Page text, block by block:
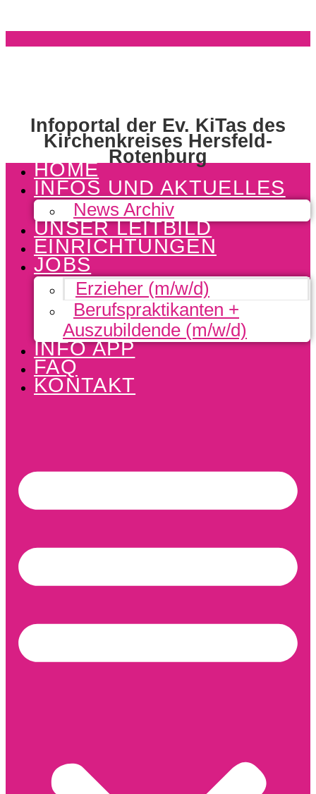
Infoportal der Ev. KiTas des
Kirchenkreises Hersfeld-
Rotenburg
HOME
INFOS UND AKTUELLES
News Archiv
UNSER LEITBILD
EINRICHTUNGEN
JOBS
Erzieher (m/w/d)
Berufspraktikanten +
Auszubildende (m/w/d)
INFO APP
FAQ
KONTAKT